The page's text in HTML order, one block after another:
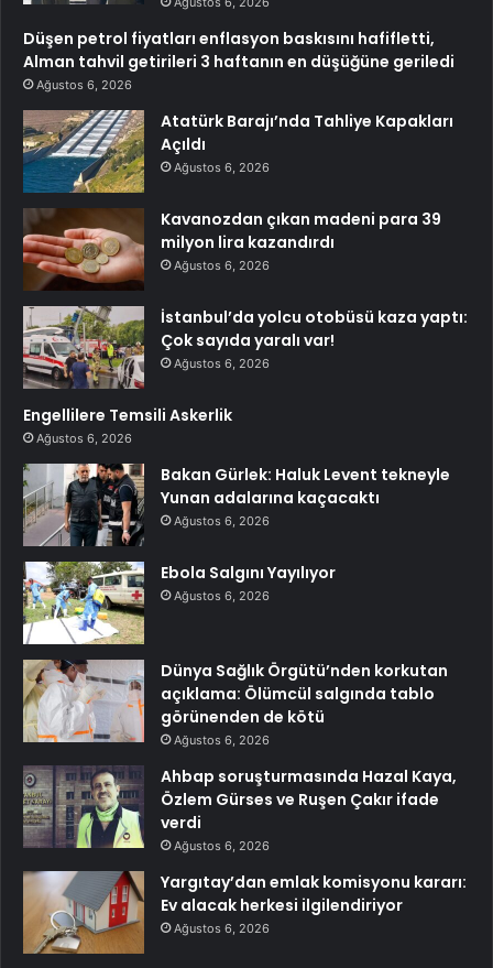
Düşen petrol fiyatları enflasyon baskısını hafifletti,
Alman tahvil getirileri 3 haftanın en düşüğüne geriledi
Ağustos 6, 2026
Atatürk Barajı’nda Tahliye Kapakları
Açıldı
Ağustos 6, 2026
Kavanozdan çıkan madeni para 39
milyon lira kazandırdı
Ağustos 6, 2026
İstanbul’da yolcu otobüsü kaza yaptı:
Çok sayıda yaralı var!
Ağustos 6, 2026
Engellilere Temsili Askerlik
Ağustos 6, 2026
Bakan Gürlek: Haluk Levent tekneyle
Yunan adalarına kaçacaktı
Ağustos 6, 2026
Ebola Salgını Yayılıyor
Ağustos 6, 2026
Dünya Sağlık Örgütü’nden korkutan
açıklama: Ölümcül salgında tablo
görünenden de kötü
Ağustos 6, 2026
Ahbap soruşturmasında Hazal Kaya,
Özlem Gürses ve Ruşen Çakır ifade
verdi
Ağustos 6, 2026
Yargıtay’dan emlak komisyonu kararı:
Ev alacak herkesi ilgilendiriyor
Ağustos 6, 2026